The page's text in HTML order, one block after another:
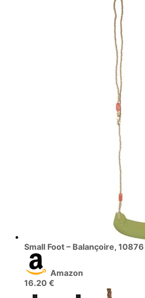
Small Foot – Balançoire,
Amazon
16.20 €